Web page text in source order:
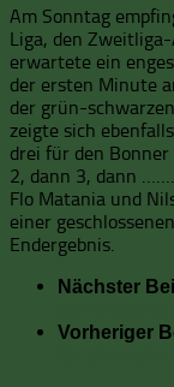
Am Sonntag
Liga, den
erwartete ein
der ersten Minute
der grün-
zeigte sich
drei für den
2, dann 3, dann
Flo Matania und
einer
Endergebnis.
Nächster
Vorheriger